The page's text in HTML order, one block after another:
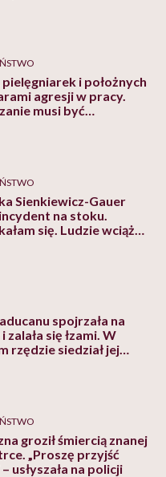
i położnych
agresji w pracy.
musi być
Sienkiewicz-Gauer
na stoku.
się. Ludzie wciąż
spojrzała na
zalała się łzami. W
rzędzie siedział jej
groził śmiercią znanej
„Proszę przyjść
usłyszała na policji